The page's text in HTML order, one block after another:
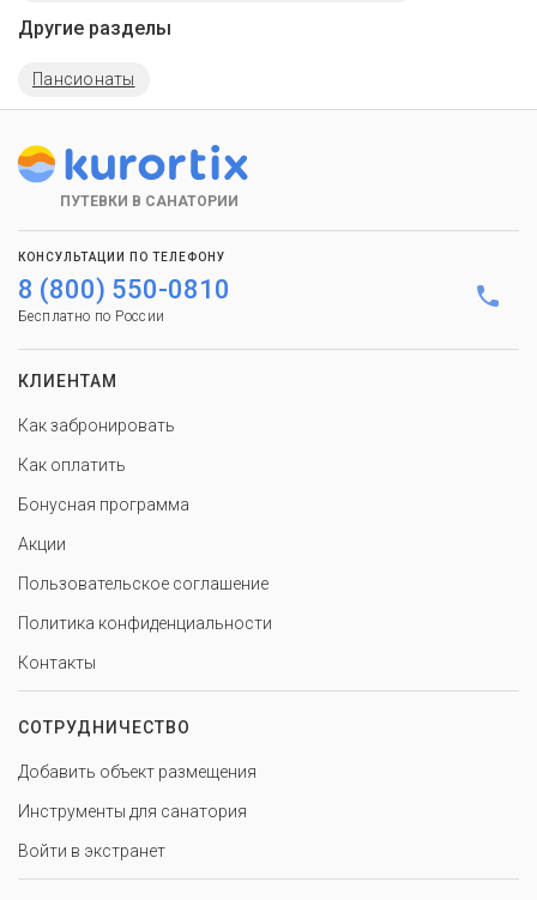
Другие разделы
Пансионаты
ПУТЕВКИ В САНАТОРИИ
КОНСУЛЬТАЦИИ ПО ТЕЛЕФОНУ
8 (800) 550-0810
Бесплатно по России
КЛИЕНТАМ
Как забронировать
Как оплатить
Бонусная программа
Акции
Пользовательское соглашение
Политика конфиденциальности
Контакты
СОТРУДНИЧЕСТВО
Добавить объект размещения
Инструменты для санатория
Войти в экстранет